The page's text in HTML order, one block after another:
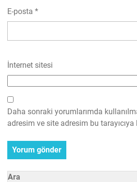
E-posta *
İnternet sitesi
Daha sonraki yorumlarımda
adresim ve site adresim bu
Ara